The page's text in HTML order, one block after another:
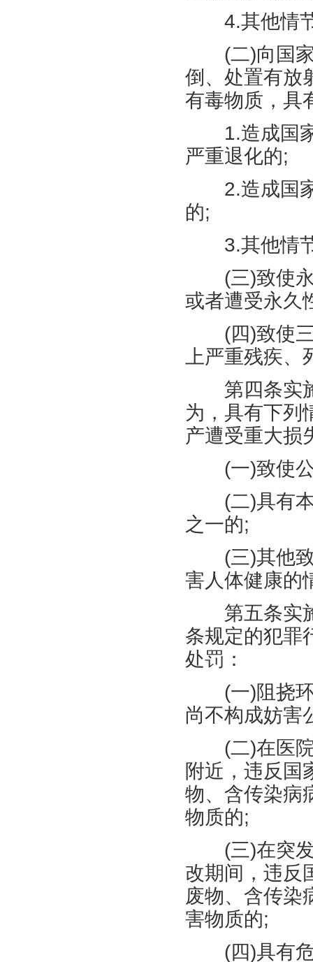
4.其他情
(二)向国
倒、处置有放
有毒物质，具
1.造成国
严重退化的;
2.造成国
的;
3.其他情
(三)致使
或者遭受永久
(四)致使
上严重残疾、
第四条实施
为，具有下列
产遭受重大损
(一)致使
(二)具有
之一的;
(三)其他
害人体健康的
第五条实施
条规定的犯罪
处罚：
(一)阻挠
尚不构成妨害
(二)在医
附近，违反国
物、含传染病
物质的;
(三)在突
改期间，违反
废物、含传染
害物质的;
(四)具有